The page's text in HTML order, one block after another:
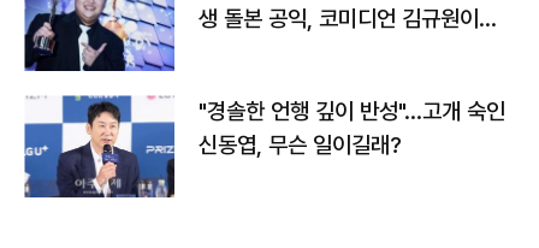
생 돌본 공익, 코미디언 김규원이었
"경솔한 언행 깊이 반성"…고개 숙인
신동엽, 무슨 일이길래?